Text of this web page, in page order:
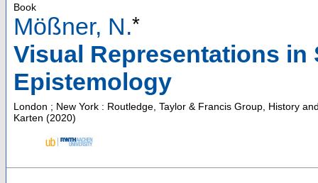
Book
Mößner, N.*
Visual Representations in
Epistemology
London ; New York : Routledge, Taylor & Francis Group, History
Karten (2020)